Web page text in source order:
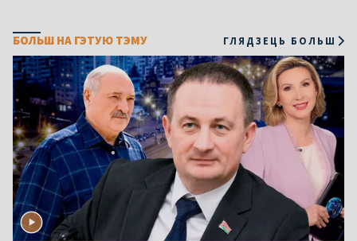
БОЛЬШ НА ГЭТУЮ ТЭМУ ГЛЯДЗЕЦЬ БОЛЬШ